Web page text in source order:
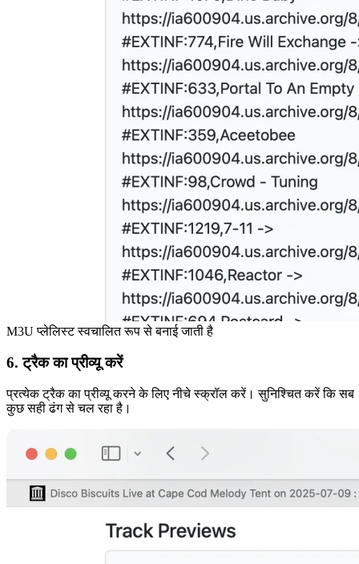
M3U प्लेलिस्ट स्वचालित रूप से बनाई जाती है
6. ट्रैक का प्रीव्यू करें
प्रत्येक ट्रैक का प्रीव्यू करने के लिए नीचे स्क्रॉल करें। सुनिश्चित करें कि सब
कुछ सही ढंग से चल रहा है।